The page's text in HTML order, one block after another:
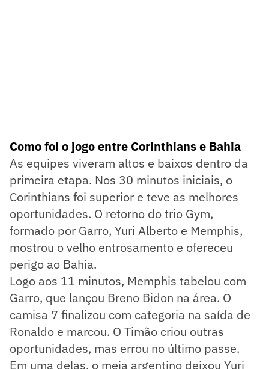
Como foi o jogo entre Corinthians e Bahia
As equipes viveram altos e baixos dentro da
primeira etapa. Nos 30 minutos iniciais, o
Corinthians foi superior e teve as melhores
oportunidades. O retorno do trio Gym,
formado por Garro, Yuri Alberto e Memphis,
mostrou o velho entrosamento e ofereceu
perigo ao Bahia.
Logo aos 11 minutos, Memphis tabelou com
Garro, que lançou Breno Bidon na área. O
camisa 7 finalizou com categoria na saída de
Ronaldo e marcou. O Timão criou outras
oportunidades, mas errou no último passe.
Em uma delas, o meia argentino deixou Yuri